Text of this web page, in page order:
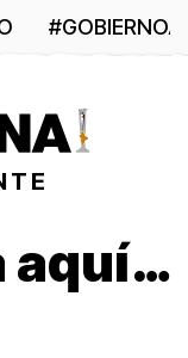
aquí…